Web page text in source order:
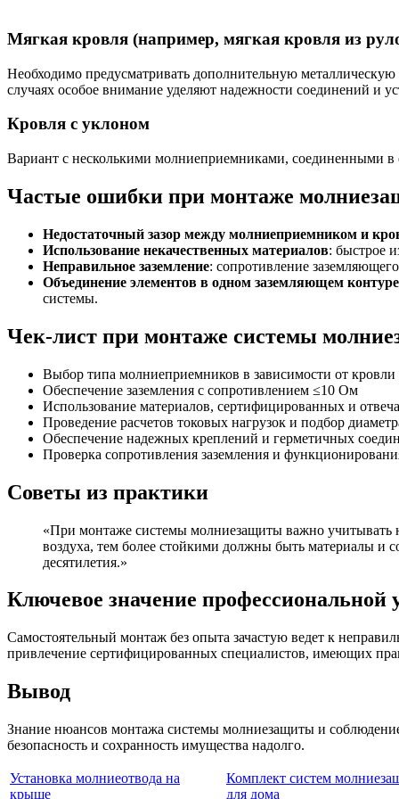
Мягкая кровля (например, мягкая кровля из
Необходимо предусматривать дополнительную
случаях особое внимание уделяют надежности соединений и
Кровля с уклоном
Вариант с несколькими молниеприемниками, соединенными
Частые ошибки при монтаже
Недостаточный зазор между молниеприемником и
Использование некачественных материалов: быстрое
Неправильное заземление: сопротивление
Объединение элементов в одном заземляющем
системы.
Чек-лист при монтаже системы
Выбор типа молниеприемников в зависимости от
Обеспечение заземления с сопротивлением ≤10 Ом
Использование материалов, сертифицированных и
Проведение расчетов токовых нагрузок и подбор
Обеспечение надежных креплений и герметичных
Проверка сопротивления заземления и
Советы из практики
«При монтаже системы молниезащиты важно учитывать
воздуха, тем более стойкими должны быть материалы и
десятилетия.»
Ключевое значение профессиональной
Самостоятельный монтаж без опыта зачастую ведет к
привлечение сертифицированных специалистов, имеющих
Вывод
Знание нюансов монтажа системы молниезащиты и
безопасность и сохранность имущества надолго.
Установка молниеотвода на
крыше
Комплект систем
для дома